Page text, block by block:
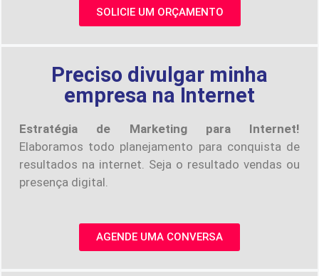
SOLICIE UM ORÇAMENTO
Preciso divulgar minha
empresa na Internet
Estratégia de Marketing para Internet!
Elaboramos todo planejamento para conquista de
resultados na internet. Seja o resultado vendas ou
presença digital.
AGENDE UMA CONVERSA